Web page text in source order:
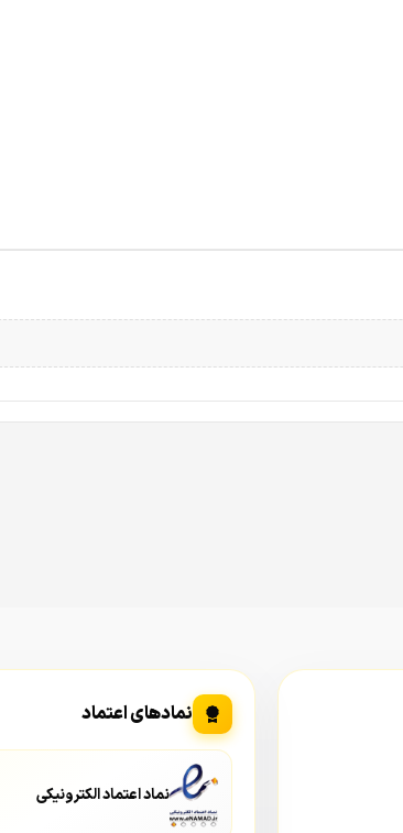
نمادهای اعتماد
نماد اعتماد الکترونیکی